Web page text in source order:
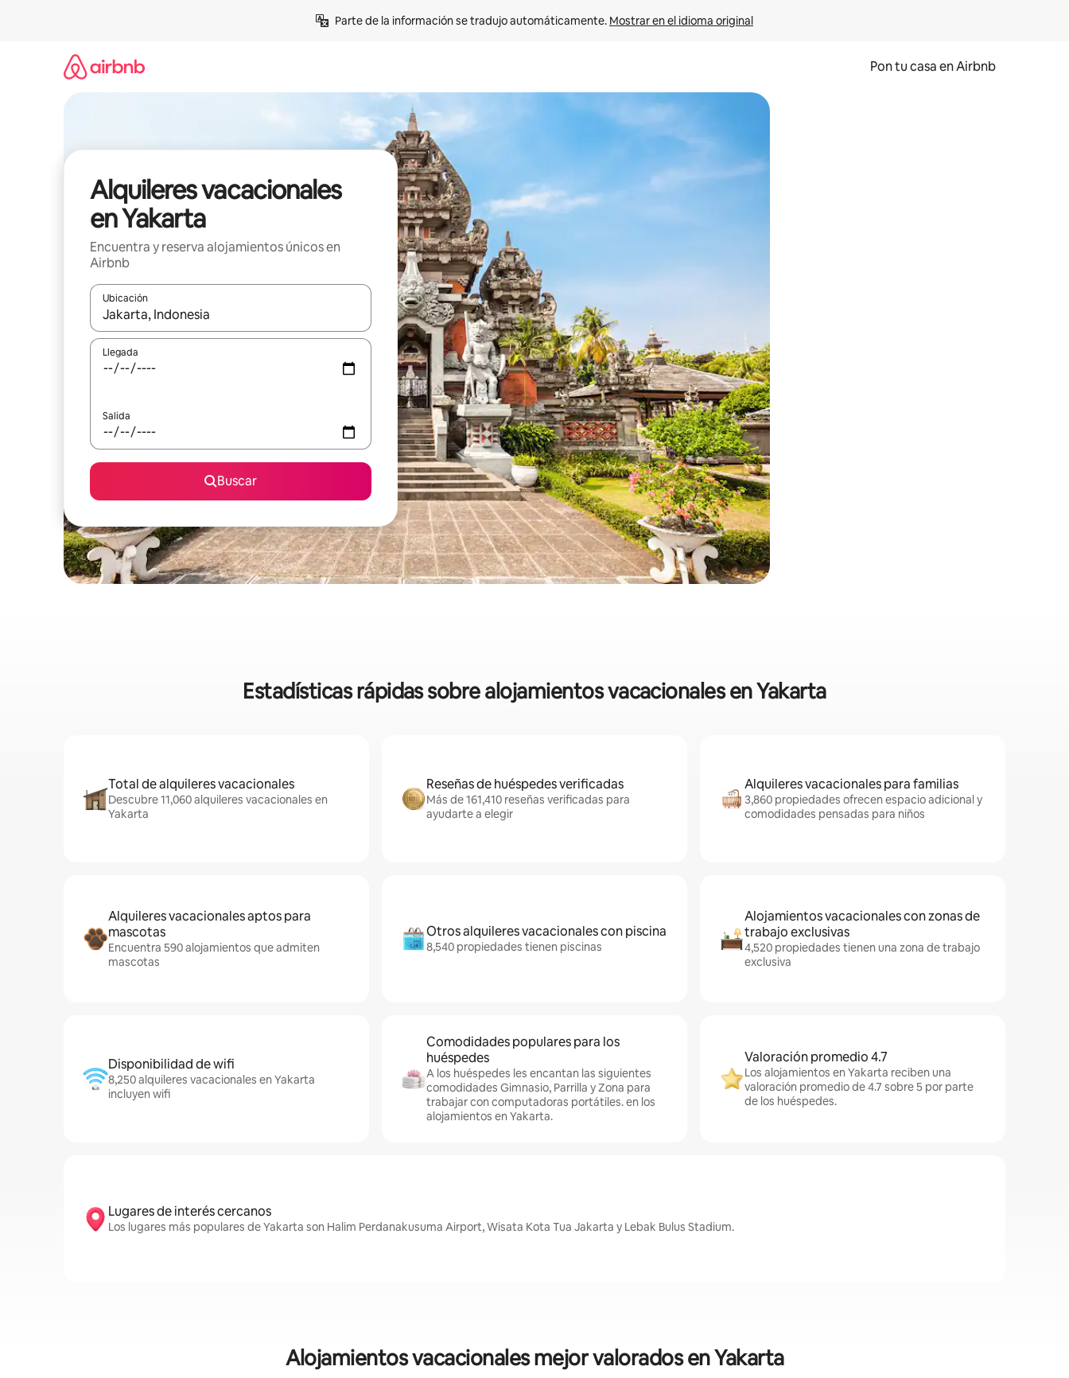
Parte de la información se tradujo automáticamente. Mostrar en el idioma original
Pon tu casa en Airbnb
Alquileres vacacionales
en Yakarta
Encuentra y reserva alojamientos únicos en
Airbnb
Ubicación
Cuando los resultados estén disponibles, navega con las teclas de flecha hacia arriba y hacia abajo o explora con el tacto o desliza el dedo.
Llegada
Salida
Buscar
Estadísticas rápidas sobre alojamientos vacacionales en Yakarta
Total de alquileres vacacionales
Descubre 11,060 alquileres vacacionales en
Yakarta
Reseñas de huéspedes verificadas
Más de 161,410 reseñas verificadas para
ayudarte a elegir
Alquileres vacacionales para familias
3,860 propiedades ofrecen espacio adicional y
comodidades pensadas para niños
Alquileres vacacionales aptos para
mascotas
Encuentra 590 alojamientos que admiten
mascotas
Otros alquileres vacacionales con piscina
8,540 propiedades tienen piscinas
Alojamientos vacacionales con zonas de
trabajo exclusivas
4,520 propiedades tienen una zona de trabajo
exclusiva
Disponibilidad de wifi
8,250 alquileres vacacionales en Yakarta
incluyen wifi
Comodidades populares para los
huéspedes
A los huéspedes les encantan las siguientes
comodidades Gimnasio, Parrilla y Zona para
trabajar con computadoras portátiles. en los
alojamientos en Yakarta.
Valoración promedio 4.7
Los alojamientos en Yakarta reciben una
valoración promedio de 4.7 sobre 5 por parte
de los huéspedes.
Lugares de interés cercanos
Los lugares más populares de Yakarta son Halim Perdanakusuma Airport, Wisata Kota Tua Jakarta y Lebak Bulus Stadium.
Alojamientos vacacionales mejor valorados en Yakarta